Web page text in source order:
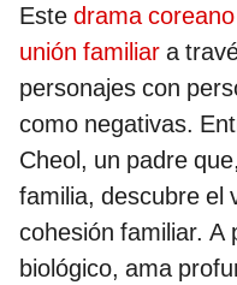
Este drama
unión familiar a
personajes con
como negativas.
Cheol, un padre
familia, descubre el
cohesión familiar. A
biológico, ama